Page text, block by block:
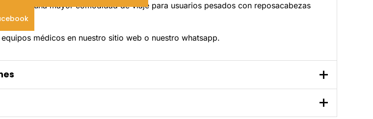
Ofrece una mayor comodidad de viaje para usuarios pesados con reposacabezas
médicos en nuestro sitio web o nuestro whatsapp.